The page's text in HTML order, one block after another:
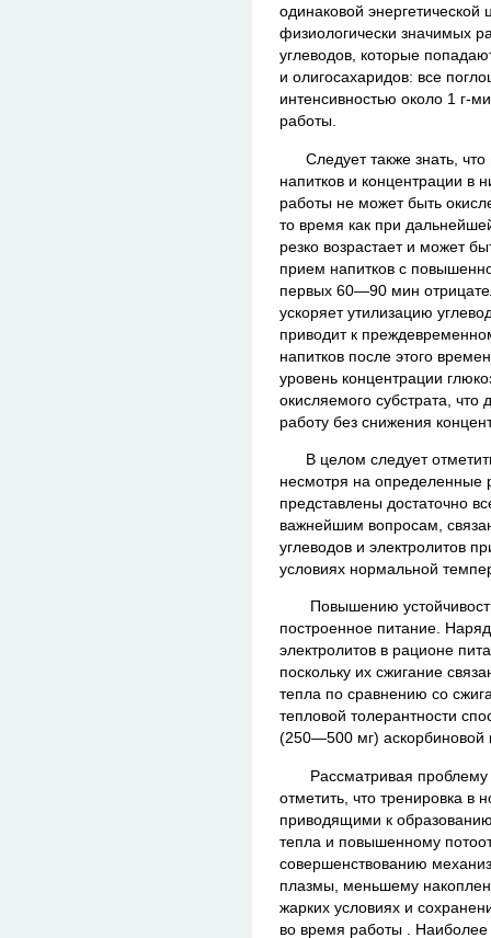
одинаковой энергетической
физиологически значимых
углеводов, которые
и олигосахаридов: все
интенсивностью около 1 г-
работы.
Следует также знать, что
напитков и концентрации в
работы не может быть
то время как при
резко возрастает и может
прием напитков с
первых 60—90 мин
ускоряет утилизацию
приводит к
напитков после этого
уровень концентрации
окисляемого субстрата,
работу без снижения
В целом следует
несмотря на определенные
представлены достаточно
важнейшим вопросам,
углеводов и электролитов
условиях нормальной
Повышению устойчивости
построенное питание.
электролитов в рационе
поскольку их сжигание
тепла по сравнению со
тепловой толерантности
(250—500 мг) аскорбиновой
Рассматривая проблему
отметить, что тренировка в
приводящими к
тепла и повышенному
совершенствованию
плазмы, меньшему
жарких условиях и
во время работы .